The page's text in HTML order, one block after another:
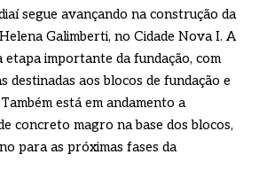
segue avançando na construção da
Galimberti, no Cidade Nova I. A
etapa importante da fundação, com
destinadas aos blocos de fundação e
está em andamento a
concreto magro na base dos blocos,
para as próximas fases da